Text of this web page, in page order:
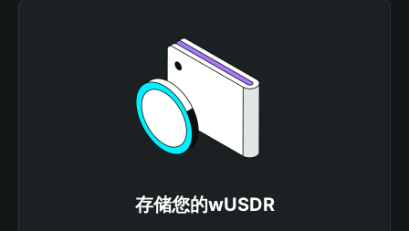
存储您的wUSDR